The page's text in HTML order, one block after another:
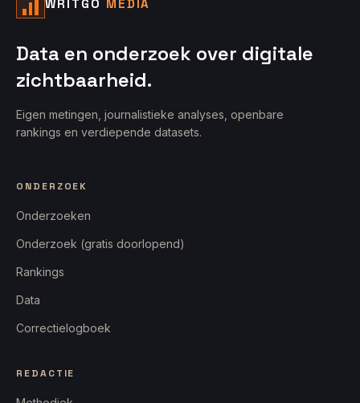
WRITGO MEDIA
Data en onderzoek over digitale
zichtbaarheid.
Eigen metingen, journalistieke analyses, openbare
rankings en verdiepende datasets.
ONDERZOEK
Onderzoeken
Onderzoek (gratis doorlopend)
Rankings
Data
Correctielogboek
REDACTIE